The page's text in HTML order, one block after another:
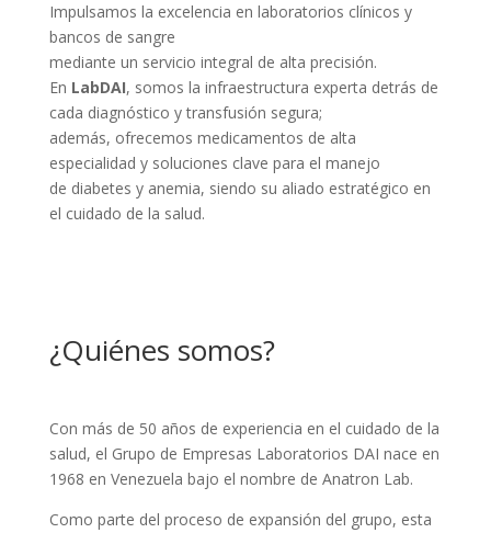
Impulsamos la excelencia en laboratorios clínicos y
bancos de sangre
mediante un servicio integral de alta precisión.
En LabDAI, somos la infraestructura experta detrás de
cada diagnóstico y transfusión segura;
además, ofrecemos medicamentos de alta
especialidad y soluciones clave para el manejo
de diabetes y anemia, siendo su aliado estratégico en
el cuidado de la salud.
¿Quiénes somos?
Con más de 50 años de experiencia en el cuidado de la
salud, el Grupo de Empresas Laboratorios DAI nace en
1968 en Venezuela bajo el nombre de Anatron Lab.
Como parte del proceso de expansión del grupo, esta